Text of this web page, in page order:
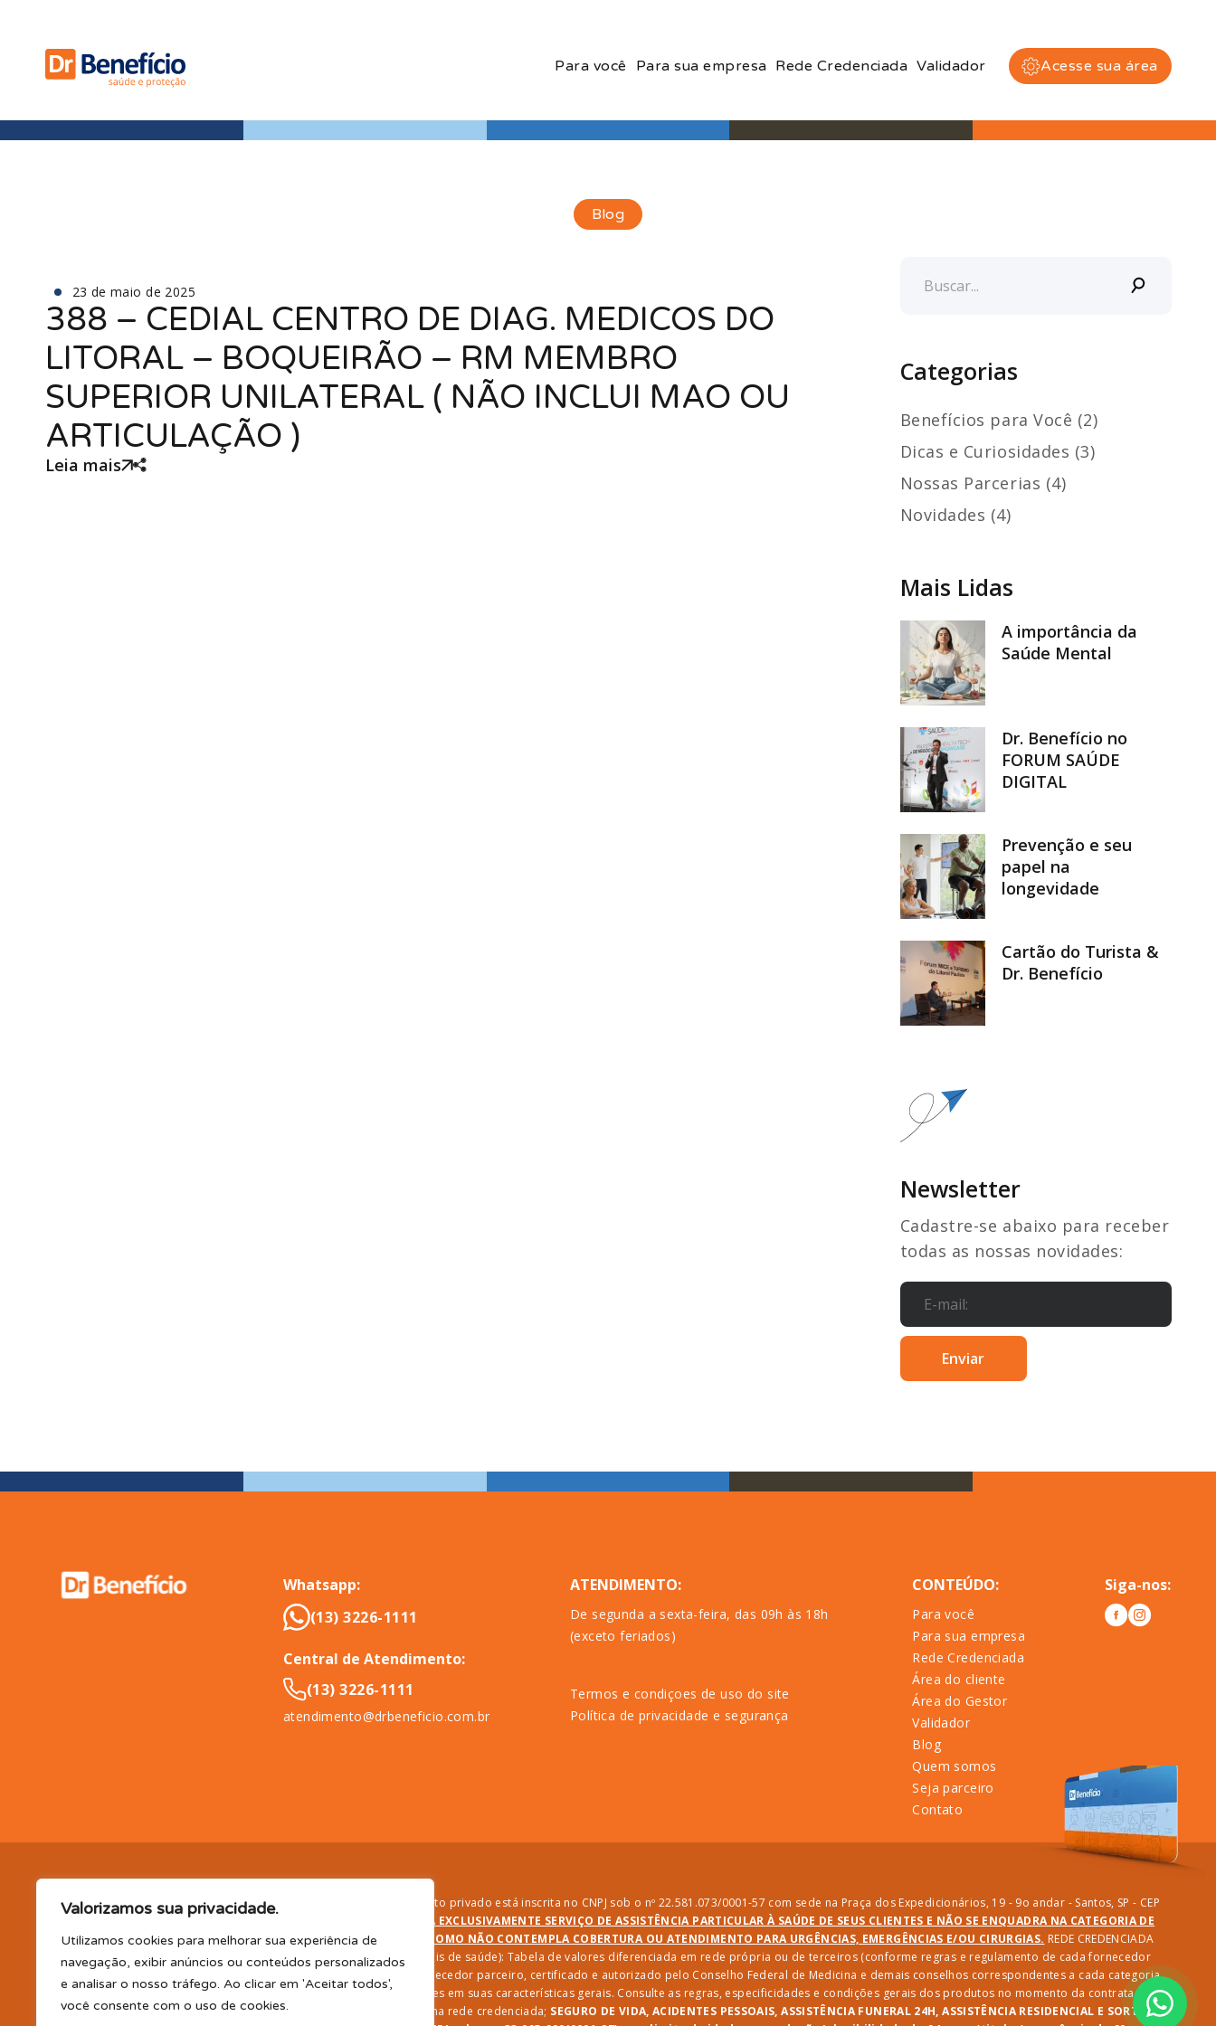
Valorizamos sua privacidade.
Utilizamos cookies para melhorar sua experiência de
navegação, exibir anúncios ou conteúdos personalizados
e analisar o nosso tráfego. Ao clicar em 'Aceitar todos',
você consente com o uso de cookies.
Para você Para sua empresa Rede Credenciada Validador Acesse sua área
Blog
23 de maio de 2025
388 – CEDIAL CENTRO DE DIAG. MEDICOS DO
LITORAL – BOQUEIRÃO – RM MEMBRO
SUPERIOR UNILATERAL ( NÃO INCLUI MAO OU
ARTICULAÇÃO )
Leia mais
Categorias
Benefícios para Você (2)
Dicas e Curiosidades (3)
Nossas Parcerias (4)
Novidades (4)
Mais Lidas
A importância da
Saúde Mental
Dr. Benefício no
FORUM SAÚDE
DIGITAL
Prevenção e seu
papel na
longevidade
Cartão do Turista &
Dr. Benefício
Newsletter
Cadastre-se abaixo para receber
todas as nossas novidades:
Whatsapp:
(13) 3226-1111
Central de Atendimento:
(13) 3226-1111
atendimento@drbeneficio.com.br
ATENDIMENTO:
De segunda a sexta-feira, das 09h às 18h
(exceto feriados)
Termos e condiçoes de uso do site
Política de privacidade e segurança
CONTEÚDO:
Para você
Para sua empresa
Rede Credenciada
Área do cliente
Área do Gestor
Validador
Blog
Quem somos
Seja parceiro
Contato
Siga-nos:
DR. BENEFÍCIO (InCompany Benefícios LTDA.), pessoa jurídica de direito privado está inscrita no CNPJ sob o nº 22.581.073/0001-57 com sede na Praça dos Expedicionários, 19 - 9o andar - Santos, SP - CEP
EM BENEFÍCIOS PARA SAÚDE, A DR. BENEFÍCIO PRESTA EXCLUSIVAMENTE SERVIÇO DE ASSISTÊNCIA PARTICULAR À SAÚDE DE SEUS CLIENTES E NÃO SE ENQUADRA NA CATEGORIA DE
PLANO DE SAÚDE E/OU ODONTOLÓGICO SUPLEMENTAR, ASSIM COMO NÃO CONTEMPLA COBERTURA OU ATENDIMENTO PARA URGÊNCIAS, EMERGÊNCIAS E/OU CIRURGIAS. REDE CREDENCIADA
(consultas, exames, tratamentos e demais serviços e/ou profissionais de saúde): Tabela de valores diferenciada em rede própria ou de terceiros (conforme regras e regulamento de cada fornecedor
parceiro); TELEMEDICINA e TELECONSULTA: Serviço realizado por fornecedor parceiro, certificado e autorizado pelo Conselho Federal de Medicina e demais conselhos correspondentes a cada categoria
profissional disponibilizada. Os planos oferecidos possuem variações em suas características gerais. Consulte as regras, especificidades e condições gerais dos produtos no momento da contratação.
CLUBE DR. BENEFÍCIO e FARMÁCIA: Desconto em produtos e serviços na rede credenciada; SEGURO DE VIDA, ACIDENTES PESSOAIS, ASSISTÊNCIA FUNERAL 24H, ASSISTÊNCIA RESIDENCIAL E SORTEIO: